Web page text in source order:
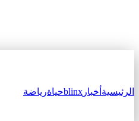
الرئيسية أخبار blinxحياةرياضة